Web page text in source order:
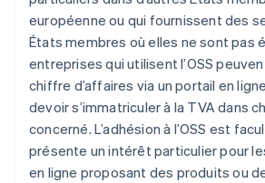
européenne ou qui fournissent des
États membres où elles ne sont pas
entreprises qui utilisent l’OSS
chiffre d’affaires via un portail en
devoir s’immatriculer à la TVA dans
concerné. L’adhésion à l’OSS est
présente un intérêt particulier pour
en ligne proposant des produits ou